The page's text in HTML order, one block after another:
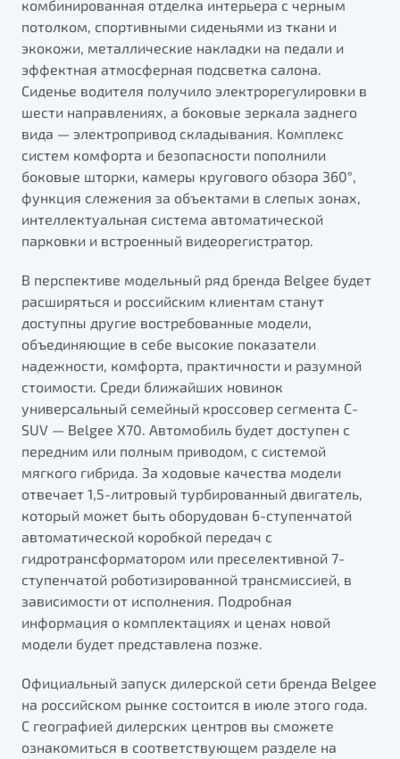
комбинированная отделка интерьера с черным
потолком, спортивными сиденьями из ткани и
экокожи, металлические накладки на педали и
эффектная атмосферная подсветка салона.
Сиденье водителя получило электрорегулировки в
шести направлениях, а боковые зеркала заднего
вида — электропривод складывания. Комплекс
систем комфорта и безопасности пополнили
боковые шторки, камеры кругового обзора 360°,
функция слежения за объектами в слепых зонах,
интеллектуальная система автоматической
парковки и встроенный видеорегистратор.
В перспективе модельный ряд бренда Belgee будет
расширяться и российским клиентам станут
доступны другие востребованные модели,
объединяющие в себе высокие показатели
надежности, комфорта, практичности и разумной
стоимости. Среди ближайших новинок
универсальный семейный кроссовер сегмента C-
SUV — Belgee X70. Автомобиль будет доступен с
передним или полным приводом, с системой
мягкого гибрида. За ходовые качества модели
отвечает 1,5-литровый турбированный двигатель,
который может быть оборудован 6-ступенчатой
автоматической коробкой передач с
гидротрансформатором или преселективной 7-
ступенчатой роботизированной трансмиссией, в
зависимости от исполнения. Подробная
информация о комплектациях и ценах новой
модели будет представлена позже.
Официальный запуск дилерской сети бренда Belgee
на российском рынке состоится в июле этого года.
С географией дилерских центров вы сможете
ознакомиться в соответствующем разделе на